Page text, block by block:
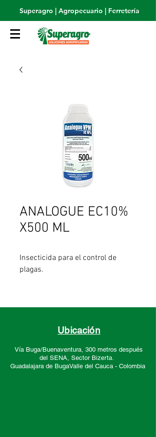
Superagro | Agropecuario | Ferretería
ANALOGUE EC10%
X500 ML
Insecticida para el control de
plagas.
voladores.
Ubicación
Vía Buga/Buenaventura, 300 metros después
del SENA, Sector Bizerta.
Guadalajara de BugaValle del Cauca - Colombia